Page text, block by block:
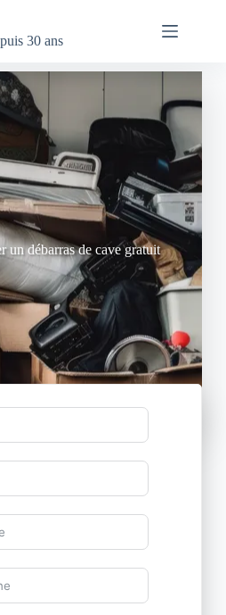
30 ans
un débarras de cave gratuit